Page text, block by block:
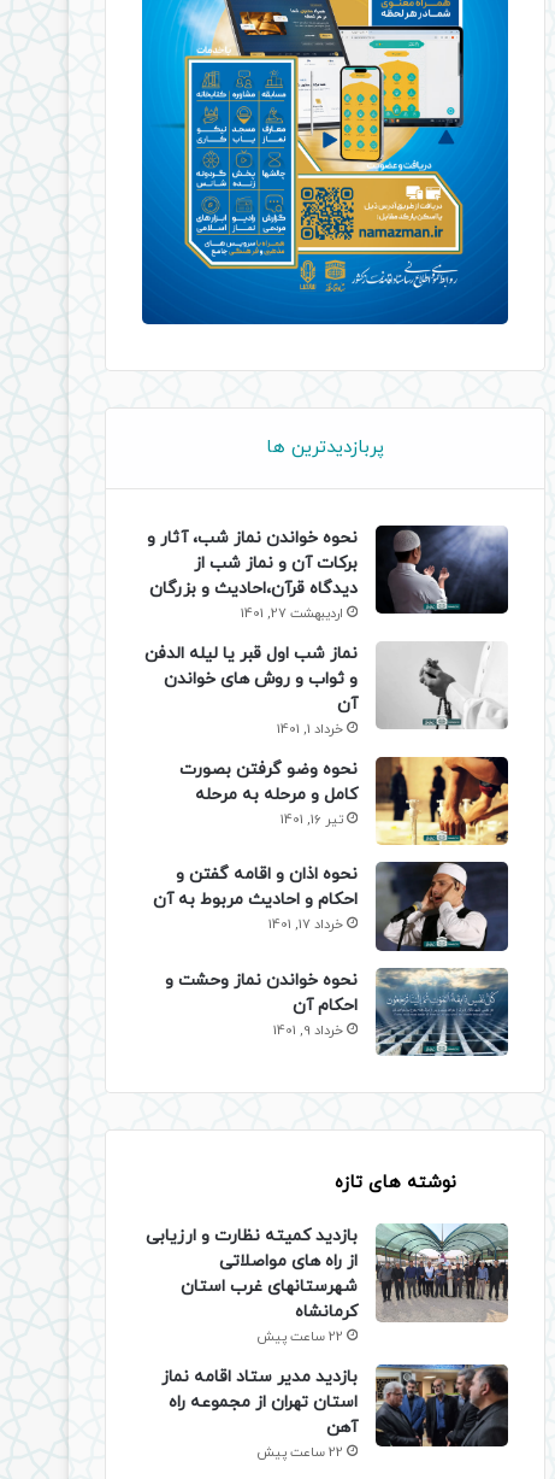
پربازدیدترین ها
نحوه خواندن نماز شب، آثار و
برکات آن و نماز شب از
دیدگاه قرآن،احادیث و بزرگان
اردیبهشت 27, 1401
نماز شب اول قبر یا لیله الدفن
و ثواب و روش های خواندن
آن
خرداد 1, 1401
نحوه وضو گرفتن بصورت
کامل و مرحله به مرحله
تیر 16, 1401
نحوه اذان و اقامه گفتن و
احکام و احادیث مربوط به آن
خرداد 17, 1401
نحوه خواندن نماز وحشت و
احکام آن
خرداد 9, 1401
نوشته های تازه
بازدید کمیته نظارت و ارزیابی
از راه های مواصلاتی
شهرستانهای غرب استان
کرمانشاه
22 ساعت پیش
بازدید مدیر ستاد اقامه نماز
استان تهران از مجموعه راه
آهن
22 ساعت پیش